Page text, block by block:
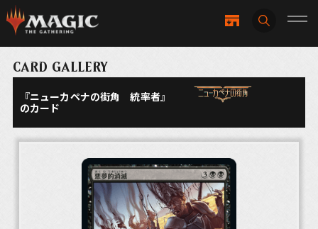
CARD GALLERY
『ニューカペナの街角 統率者』
のカード